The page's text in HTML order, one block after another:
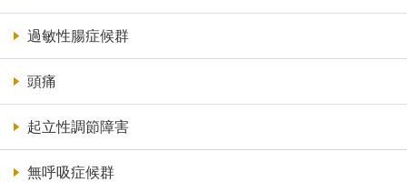
過敏性腸症候群
頭痛
起立性調節障害
無呼吸症候群